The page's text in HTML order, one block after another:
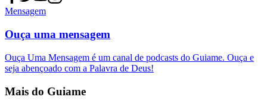
Mensagem
Ouça uma mensagem
Ouça Uma Mensagem é um canal de podcasts do Guiame. Ouça e
seja abençoado com a Palavra de Deus!
Mais do Guiame